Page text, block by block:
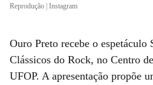
Reprodução | Instagram
Ouro Preto recebe o espetáculo
Clássicos do Rock, no Centro
UFOP. A apresentação propõe